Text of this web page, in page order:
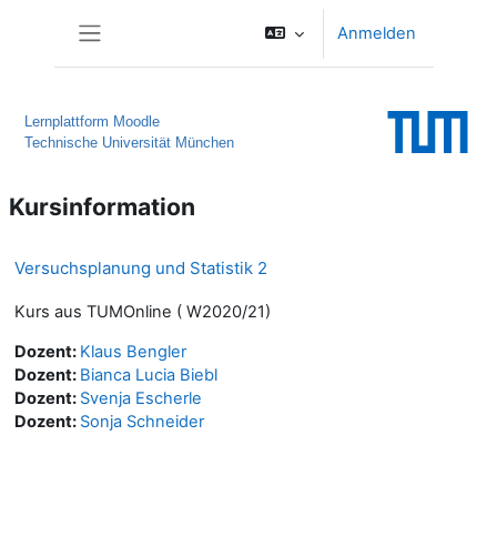
Anmelden
Lernplattform Moodle
Technische Universität München
Kursinformation
Versuchsplanung und Statistik 2
Kurs aus TUMOnline ( W2020/21)
Dozent: Klaus Bengler
Dozent: Bianca Lucia Biebl
Dozent: Svenja Escherle
Dozent: Sonja Schneider